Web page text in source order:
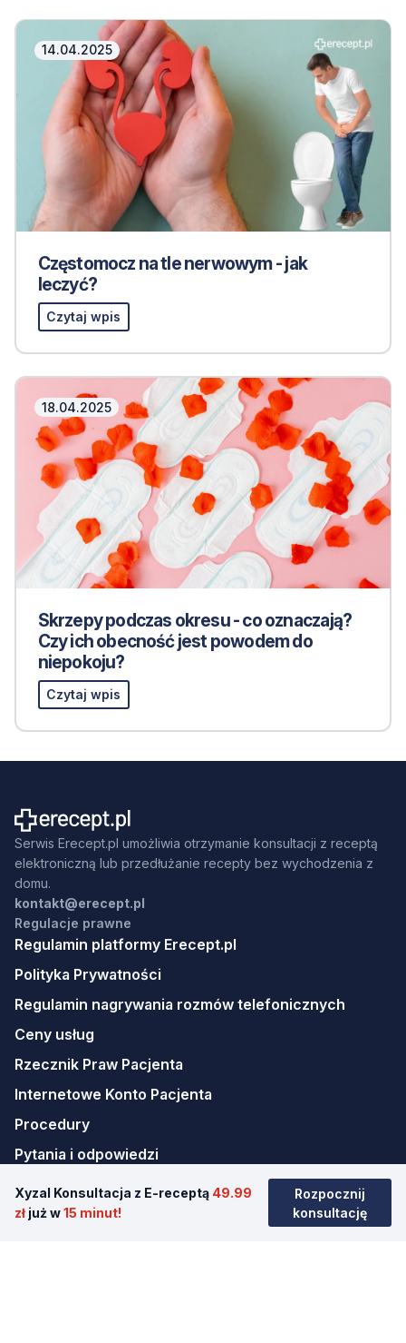
Xyzal Konsultacja z E-receptą 49.99
zł już w15 minut!
Rozpocznij
konsultację
14.04.2025
Częstomocz na tle nerwowym - jak
leczyć?
Czytaj wpis
18.04.2025
Skrzepy podczas okresu - co oznaczają?
Czy ich obecność jest powodem do
niepokoju?
Czytaj wpis
Serwis Erecept.pl umożliwia otrzymanie konsultacji z receptą
elektroniczną lub przedłużanie recepty bez wychodzenia z
domu.
kontakt@erecept.pl
Regulacje prawne
Regulamin platformy Erecept.pl
Polityka Prywatności
Regulamin nagrywania rozmów telefonicznych
Ceny usług
Rzecznik Praw Pacjenta
Internetowe Konto Pacjenta
Procedury
Pytania i odpowiedzi
Strona główna